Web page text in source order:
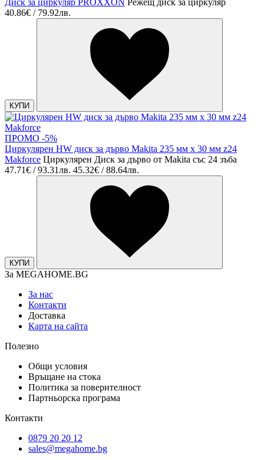
40.86€ / 79.92лв.
КУПИ
ПРОМО -5%
Циркулярен HW диск за дърво Makita 235 мм х 30 мм z24
Makforce Циркулярен Диск за дърво от Makita със 24 зъба
47.71€ / 93.31лв. 45.32€ / 88.64лв.
КУПИ
За MEGAHOME.BG
За нас
Контакти
Доставка
Карта на сайта
Полезно
Общи условия
Връщане на стока
Политика за поверителност
Партньорска програма
Контакти
0879 20 20 12
sales@megahome.bg